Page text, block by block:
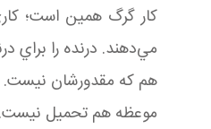
کار گرگ همين است؛
مي‌دهند. درنده را براي
هم که مقدورشان نيست.
موعظه هم تحميل نيست.